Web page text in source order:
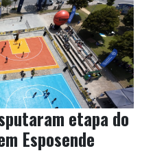
etapa do
Esposende